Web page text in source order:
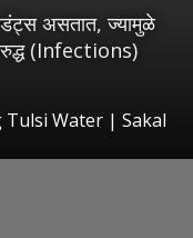
असतात, ज्यामुळे
(Infections)
Tulsi Water | Sakal